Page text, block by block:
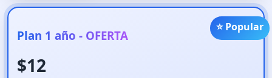
⭐ Popular
Plan 1 año - OFERTA
$12